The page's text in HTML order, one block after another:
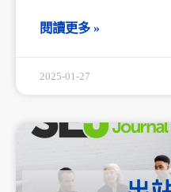
閱讀更多 »
2025-01-27